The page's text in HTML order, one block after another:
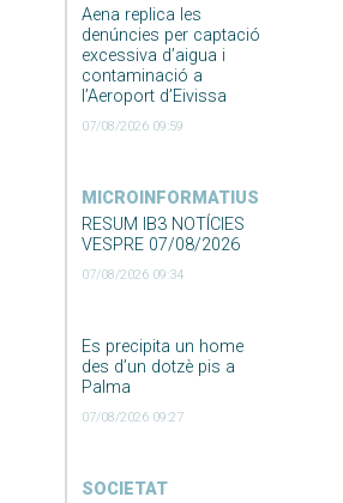
Aena replica les
denúncies per captació
excessiva d’aigua i
contaminació a
l’Aeroport d’Eivissa
07/08/2026 09:59
MICROINFORMATIUS
RESUM IB3 NOTÍCIES
VESPRE 07/08/2026
07/08/2026 09:34
Es precipita un home
des d’un dotzè pis a
Palma
07/08/2026 09:27
SOCIETAT